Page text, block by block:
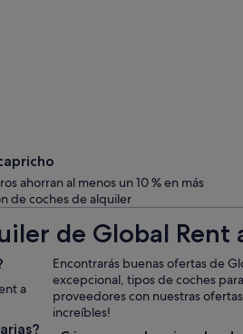
ahorran al menos un 10 % en más
de coches de alquiler
de Global Rent
a
Encontrarás buenas ofertas de
excepcional, tipos de coches
proveedores con nuestras
increíbles!